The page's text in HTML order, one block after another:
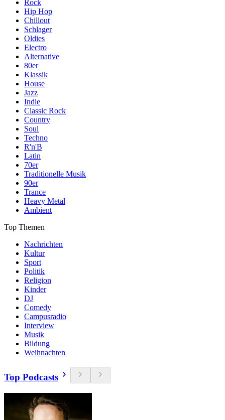
Rock
Hip Hop
Chillout
Schlager
Oldies
Electro
Alternative
80er
Klassik
House
Jazz
Indie
Classic Rock
Country
Soul
Techno
R'n'B
Latin
70er
Traditionelle Musik
90er
Trance
Heavy Metal
Ambient
Top Themen
Nachrichten
Kultur
Sport
Politik
Religion
Kinder
DJ
Comedy
Campusradio
Interview
Musik
Bildung
Weihnachten
Top Podcasts